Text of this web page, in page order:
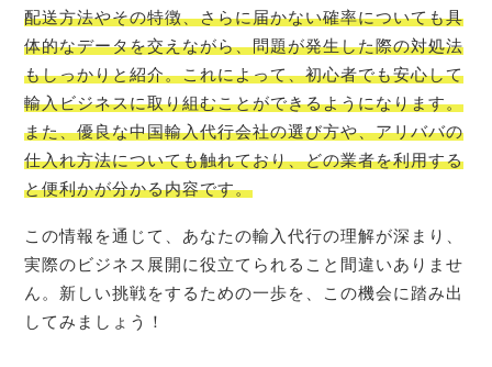
配送方法やその特徴、さらに届かない確率についても具
体的なデータを交えながら、問題が発生した際の対処法
もしっかりと紹介。これによって、初心者でも安心して
輸入ビジネスに取り組むことができるようになります。
また、優良な中国輸入代行会社の選び方や、アリババの
仕入れ方法についても触れており、どの業者を利用する
と便利かが分かる内容です。
この情報を通じて、あなたの輸入代行の理解が深まり、
実際のビジネス展開に役立てられること間違いありませ
ん。新しい挑戦をするための一歩を、この機会に踏み出
してみましょう！